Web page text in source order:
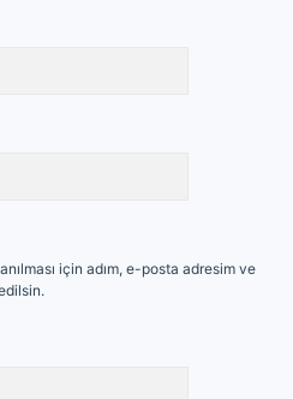
için adım, e-posta adresim ve